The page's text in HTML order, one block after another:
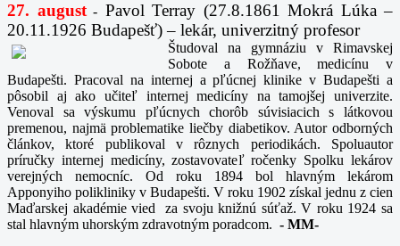
27. august- Pavol Terray (27.8.1861 Mokrá Lúka –
20.11.1926 Budapešť) – lekár, univerzitný profesor
Študoval na gymnáziu v Rimavskej
Sobote a Rožňave, medicínu v
Budapešti. Pracoval na internej a pľúcnej klinike v Budapešti a
pôsobil aj ako učiteľ internej medicíny na tamojšej univerzite.
Venoval sa výskumu pľúcnych chorôb súvisiacich s látkovou
premenou, najmä problematike liečby diabetikov. Autor odborných
článkov, ktoré publikoval v rôznych periodikách. Spoluautor
príručky internej medicíny, zostavovateľ ročenky Spolku lekárov
verejných nemocníc. Od roku 1894 bol hlavným lekárom
Apponyiho polikliniky v Budapešti. V roku 1902 získal jednu z cien
Maďarskej akadémie vied za svoju knižnú súťaž. V roku 1924 sa
stal hlavným uhorským zdravotným poradcom. - MM-